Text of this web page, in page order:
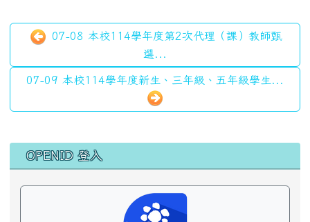
07-08 本校114學年度第2次代理（課）教師甄
選...
07-09 本校114學年度新生、三年級、五年級學生...
左邊區域內容
OPENID 登入